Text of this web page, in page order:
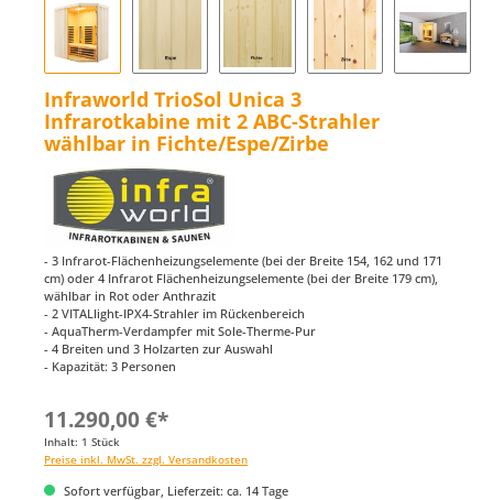
Infraworld TrioSol Unica 3
Infrarotkabine mit 2 ABC-Strahler
wählbar in Fichte/Espe/Zirbe
- 3 Infrarot-Flächenheizungselemente (bei der Breite 154, 162 und 171
cm) oder 4 Infrarot Flächenheizungselemente (bei der Breite 179 cm),
wählbar in Rot oder Anthrazit
- 2 VITALlight-IPX4-Strahler im Rückenbereich
- AquaTherm-Verdampfer mit Sole-Therme-Pur
- 4 Breiten und 3 Holzarten zur Auswahl
- Kapazität: 3 Personen
11.290,00 €*
Inhalt: 1 Stück
Preise inkl. MwSt. zzgl. Versandkosten
Sofort verfügbar, Lieferzeit: ca. 14 Tage